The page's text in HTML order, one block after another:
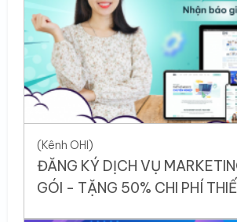
(Kênh OHI)
ĐĂNG KÝ DỊCH VỤ
GÓI - TẶNG 50% CHI PHÍ